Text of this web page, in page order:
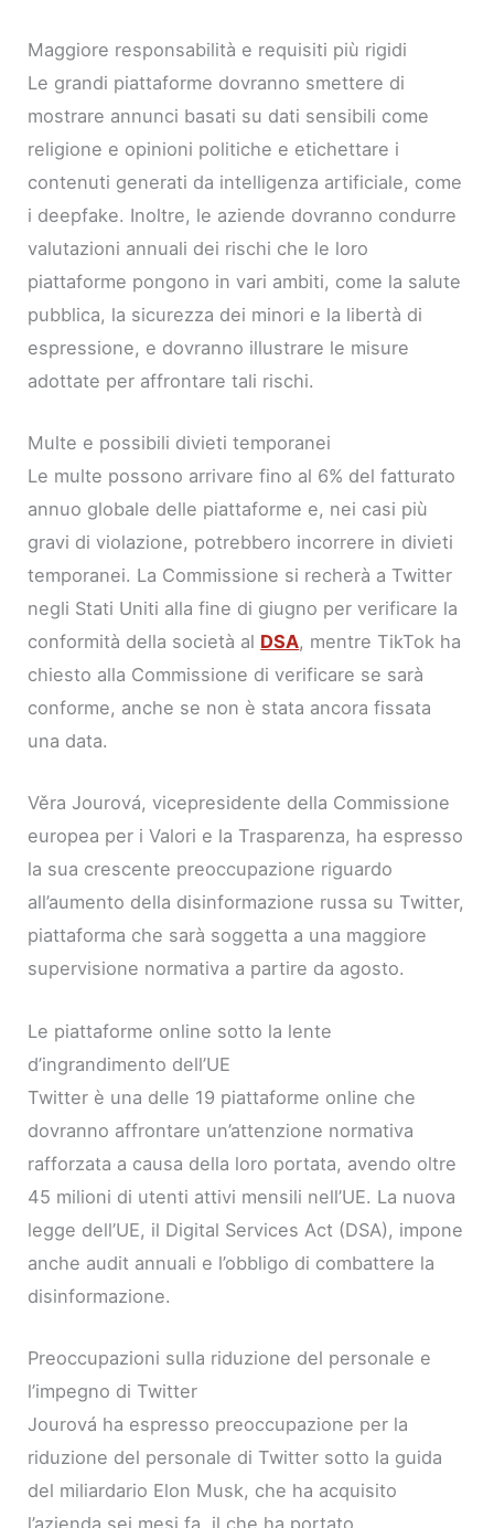
Maggiore responsabilità e requisiti più rigidi
Le grandi piattaforme dovranno smettere di
mostrare annunci basati su dati sensibili come
religione e opinioni politiche e etichettare i
contenuti generati da intelligenza artificiale, come
i deepfake. Inoltre, le aziende dovranno condurre
valutazioni annuali dei rischi che le loro
piattaforme pongono in vari ambiti, come la salute
pubblica, la sicurezza dei minori e la libertà di
espressione, e dovranno illustrare le misure
adottate per affrontare tali rischi.
Multe e possibili divieti temporanei
Le multe possono arrivare fino al 6% del fatturato
annuo globale delle piattaforme e, nei casi più
gravi di violazione, potrebbero incorrere in divieti
temporanei. La Commissione si recherà a Twitter
negli Stati Uniti alla fine di giugno per verificare la
conformità della società al DSA, mentre TikTok ha
chiesto alla Commissione di verificare se sarà
conforme, anche se non è stata ancora fissata
una data.
Věra Jourová, vicepresidente della Commissione
europea per i Valori e la Trasparenza, ha espresso
la sua crescente preoccupazione riguardo
all’aumento della disinformazione russa su Twitter,
piattaforma che sarà soggetta a una maggiore
supervisione normativa a partire da agosto.
Le piattaforme online sotto la lente
d’ingrandimento dell’UE
Twitter è una delle 19 piattaforme online che
dovranno affrontare un’attenzione normativa
rafforzata a causa della loro portata, avendo oltre
45 milioni di utenti attivi mensili nell’UE. La nuova
legge dell’UE, il Digital Services Act (DSA), impone
anche audit annuali e l’obbligo di combattere la
disinformazione.
Preoccupazioni sulla riduzione del personale e
l’impegno di Twitter
Jourová ha espresso preoccupazione per la
riduzione del personale di Twitter sotto la guida
del miliardario Elon Musk, che ha acquisito
l’azienda sei mesi fa, il che ha portato